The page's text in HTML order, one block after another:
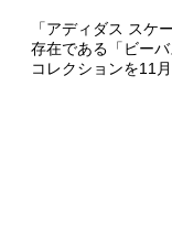
「アディダス スケ
存在である「ビー
コレクションを11